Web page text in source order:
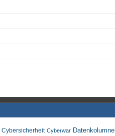
Cybersicherheit Cyberwar Datenkolumne